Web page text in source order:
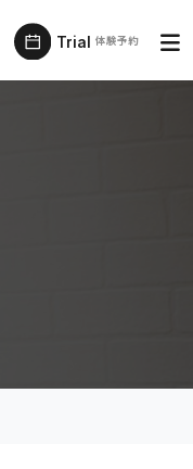
Trial 体験予約